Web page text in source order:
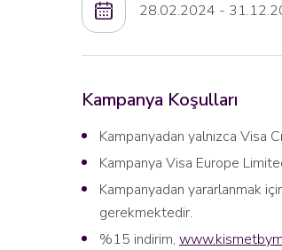
28.02.2024 -
Kampanya Koşulları
Kampanyadan yalnızca Visa
Kampanya Visa Europe
Kampanyadan yararlanmak
gerekmektedir.
%15 indirim,